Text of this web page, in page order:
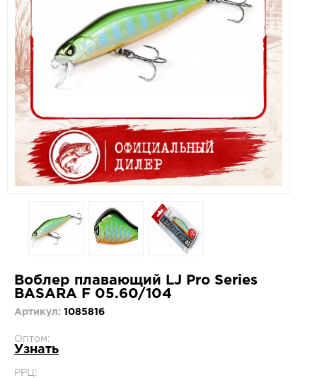
Воблер плавающий LJ Pro Series
BASARA F 05.60/104
Артикул: 1085816
Оптом:
Узнать
РРЦ: